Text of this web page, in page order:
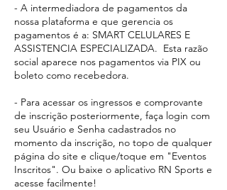
- A intermediadora de pagamentos da
nossa plataforma e que gerencia os
pagamentos é a: SMART CELULARES E
ASSISTENCIA ESPECIALIZADA. Esta razão
social aparece nos pagamentos via PIX ou
boleto como recebedora.​
- Para acessar os ingressos e comprovante
de inscrição posteriormente, faça login com
seu Usuário e Senha cadastrados no
momento da inscrição, no topo de qualquer
página do site e clique/toque em "Eventos
Inscritos". Ou baixe o aplicativo RN Sports e
acesse facilmente!